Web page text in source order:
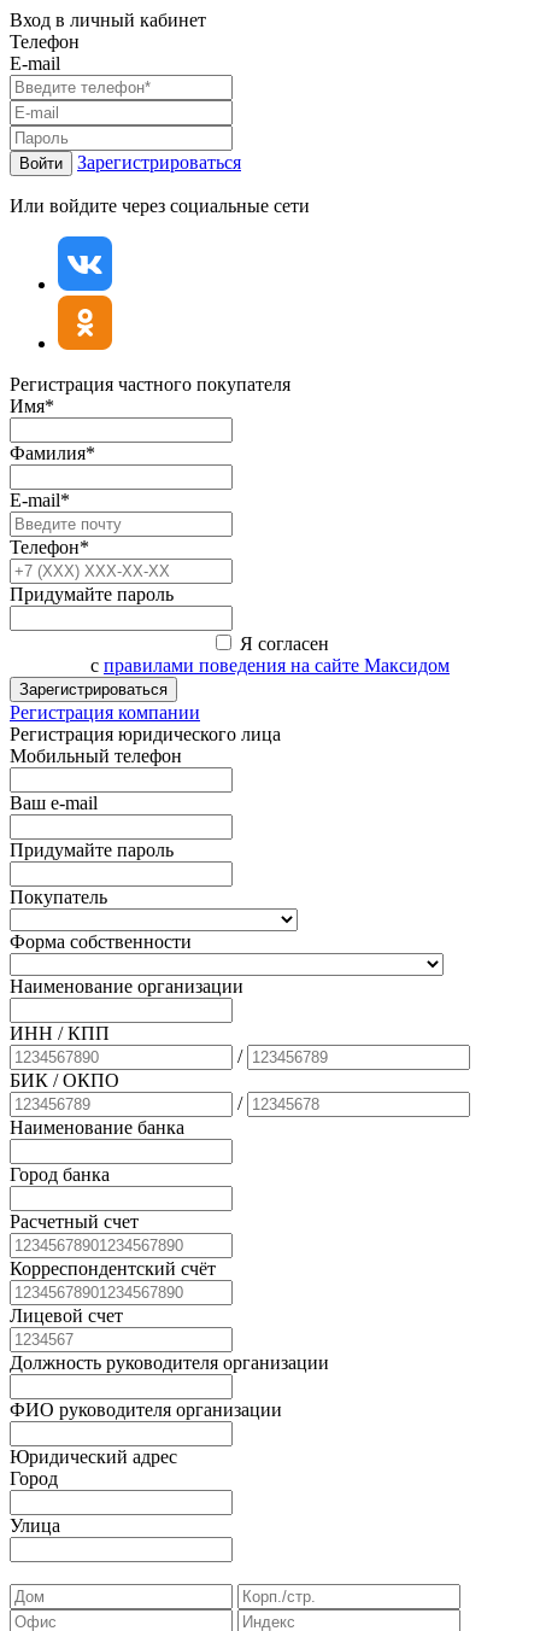
Вход в личный кабинет
Телефон
E-mail
Войти Зарегистрироваться
Или войдите через социальные сети
Регистрация частного покупателя
Имя*
Фамилия*
E-mail*
Телефон*
Придумайте пароль
Я согласен
с правилами поведения на сайте Максидом
Зарегистрироваться
Регистрация компании
Регистрация юридического лица
Мобильный телефон
Ваш e-mail
Придумайте пароль
Покупатель
Форма собственности
Наименование организации
ИНН / КПП
/
БИК / ОКПО
/
Наименование банка
Город банка
Расчетный счет
Корреспондентский счёт
Лицевой счет
Должность руководителя организации
ФИО руководителя организации
Юридический адрес
Город
Улица